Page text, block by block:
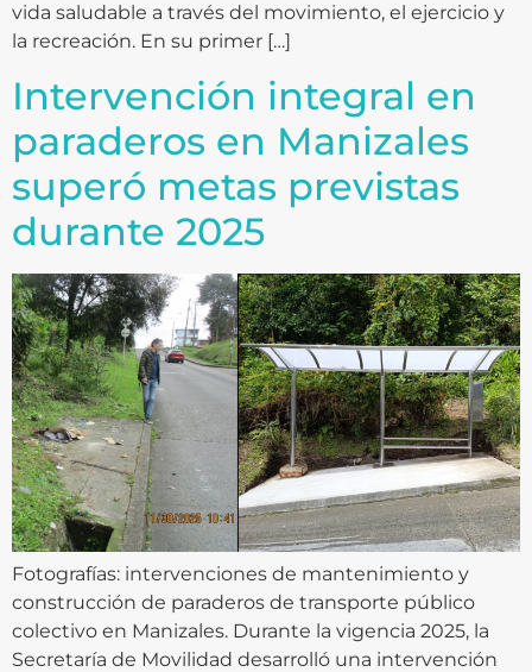
vida saludable a través del movimiento, el ejercicio y
la recreación. En su primer […]
Intervención integral en
paraderos en Manizales
superó metas previstas
durante 2025
Fotografías: intervenciones de mantenimiento y
construcción de paraderos de transporte público
colectivo en Manizales. Durante la vigencia 2025, la
Secretaría de Movilidad desarrolló una intervención